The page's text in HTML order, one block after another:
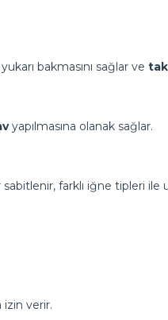
bakmasını sağlar ve
yapılmasına olanak sağlar.
farklı iğne tipleri ile
izin verir.